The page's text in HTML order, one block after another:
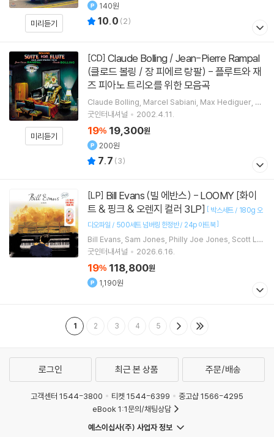
미리듣기
140원
10.0 (2)
미리듣기
[CD]
(클로드 볼링 / 장 피에르 랑팔) - 플루트와 재
즈 피아노 트리오를 위한 모음곡
Claude Bolling Marcel Sabiani Max Hediguer Je
an-Pierre Rampal연주
굿인터내셔널 2002.4.11.
19% 19,300원
200원
7.7 (3)
[LP]
트 & 핑크 & 오렌지 컬러 3LP] [ 박스세트 / 180g 오
디오파일 / 500세트 넘버링 한정반 / 24p 아트북]
Bill Evans Sam Jones Philly Joe Jones Scott La
Faro연주 외 1명
굿인터내셔널 2026.6.16.
19% 118,800원
1,190원
1 2 3 4 5
로그인 최근 본 상품 주문/배송
고객센터 1544-3800 티켓 1544-6399
중고샵 1566-4295
eBook 1:1문의/채팅상담
예스이십사(주) 사업자 정보